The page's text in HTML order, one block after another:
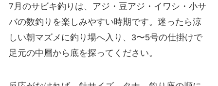
7月のサビキ釣りは、アジ・豆アジ・イワシ・小サ
バの数釣りを楽しみやすい時期です。迷ったら涼
しい朝マズメに釣り場へ入り、3〜5号の仕掛けで
足元の中層から底を探ってください。